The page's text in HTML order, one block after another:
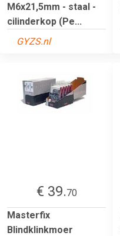
M6x21,5mm - staal -
cilinderkop (Pe...
GYZS.nl
€ 39.70
Masterfix
Blindklinkmoer